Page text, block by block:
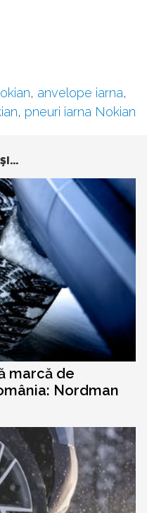
, anvelope iarna,
, pneuri iarna Nokian
marcă de
Nordman